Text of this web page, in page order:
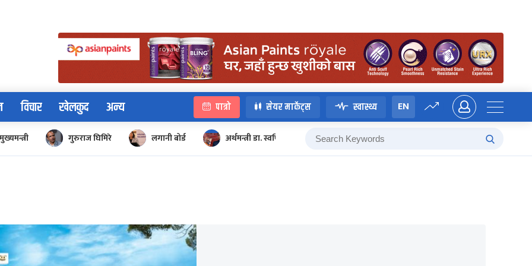
विचार खेलकुद अन्य पात्रो सेयर मार्केट्स स्वास्थ्य EN
गुरुराज घिमिरे लगानी बोर्ड अर्थमन्त्री डा. स्वर्णिम वाग्ले